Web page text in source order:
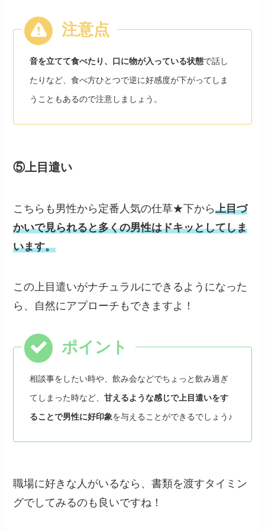
音を立てて食べたり、口に物が入っている状態で話し
たりなど、食べ方ひとつで逆に好感度が下がってしま
うこともあるので注意しましょう。
⑤上目遣い
こちらも男性から定番人気の仕草★下から上目づ
かいで見られると多くの男性はドキッとしてしま
います。
この上目遣いがナチュラルにできるようになった
ら、自然にアプローチもできますよ！
相談事をしたい時や、飲み会などでちょっと飲み過ぎ
てしまった時など、甘えるような感じで上目遣いをす
ることで男性に好印象を与えることができるでしょう♪
職場に好きな人がいるなら、書類を渡すタイミン
グでしてみるのも良いですね！